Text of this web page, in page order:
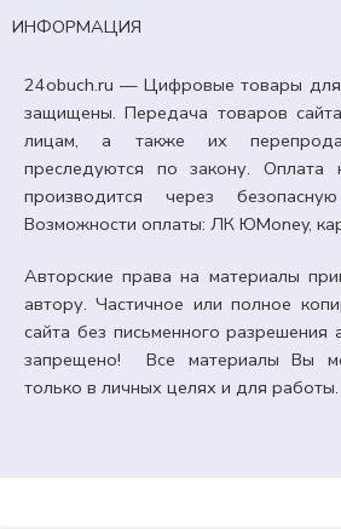
ИНФОРМАЦИЯ
24obuch.ru — Цифровые товары для
защищены. Передача товаров
лицам, а также их
преследуются по закону. Оплата
производится через
Возможности оплаты: ЛК ЮMoney,
Авторские права на материалы
автору. Частичное или полное
сайта без письменного разрешения
запрещено! Все материалы Вы
только в личных целях и для работы.